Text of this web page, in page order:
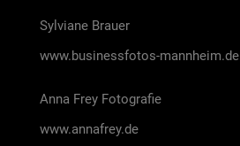
Syl­via­ne Brau­er
www.businessfotos-mannheim.de
Anna Frey Foto­gra­fie
www.annafrey.de